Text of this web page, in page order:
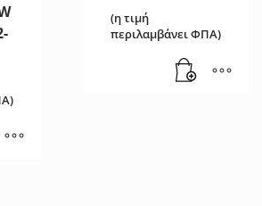
(η τιμή
περιλαμβάνει ΦΠΑ)